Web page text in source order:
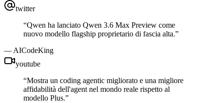
twitter
“Qwen ha lanciato Qwen 3.6 Max Preview come
nuovo modello flagship proprietario di fascia alta.”
— AICodeKing
youtube
“Mostra un coding agentic migliorato e una migliore
affidabilità dell'agent nel mondo reale rispetto al
modello Plus.”